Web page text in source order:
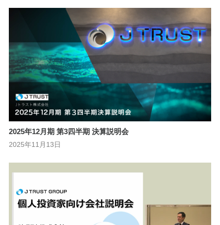
2025年12月期 第3四半期 決算説明会
2025年11月13日